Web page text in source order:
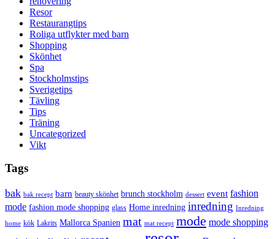
Resor
Restaurangtips
Roliga utflykter med barn
Shopping
Skönhet
Spa
Stockholmstips
Sverigetips
Tävling
Tips
Träning
Uncategorized
Vikt
Tags
bak bak recept barn beauty skönhet brunch stockholm dessert event fashion
mode fashion mode shopping glass Home inredning inredning Inredning
home kök Lakrits Mallorca Spanien mat mat recept mode mode shopping